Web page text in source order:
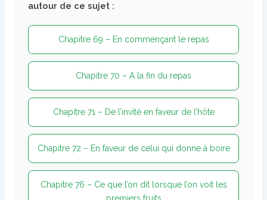
autour de ce sujet :
Chapitre 69 – En commençant le repas
Chapitre 70 – A la fin du repas
Chapitre 71 – De l’invité en faveur de l’hôte
Chapitre 72 – En faveur de celui qui donne à boire
Chapitre 76 – Ce que l’on dit lorsque l’on voit les